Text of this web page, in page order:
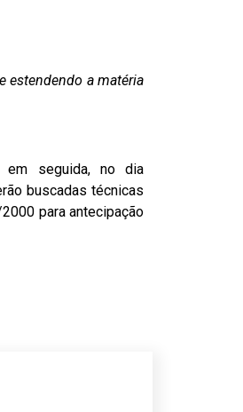
estendendo a matéria
em seguida, no dia
buscadas técnicas
para antecipação